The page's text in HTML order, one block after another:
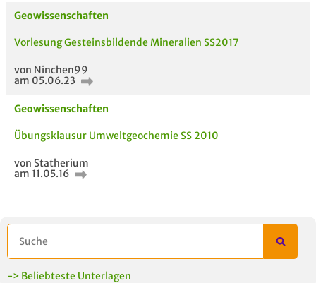
AUCH IM MODUL
TITEL DER
Geowissenschaften
Vorlesung Gesteinsbildende Mineralien SS2017
von Ninchen99
am 05.06.23
Geowissenschaften
Übungsklausur Umweltgeochemie SS 2010
von Statherium
am 11.05.16
-> Beliebteste Unterlagen